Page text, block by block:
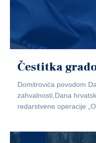
Čestitka
Domitrovića povodom
zahvalnosti,Dana
redarstvene operacije